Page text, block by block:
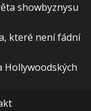
showbyznysu
které není fádní